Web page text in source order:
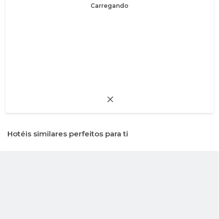
Carregando
Hotéis similares perfeitos para ti